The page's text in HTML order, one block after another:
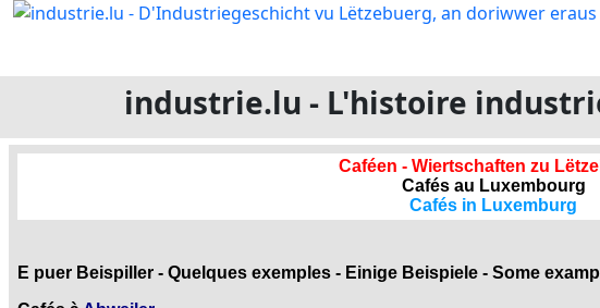
industrie.lu - L'histoire